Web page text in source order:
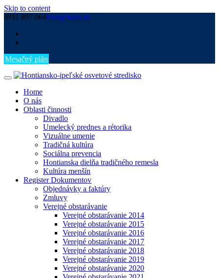
Skip to content
0911 897 064hios@h-ios.sk
Mesačný plán
Home
O nás
Oblasti činnosti
Divadlo
Umelecký prednes a rétorika
Vizuálne umenie
Tradičná kultúra
Sociálna prevencia
Hontianska dielňa tradičného remesla
Kultúra menšín
Register Dokumentov
Objednávky a faktúry
Zmluvy
Verejné obstarávanie
Verejné obstarávanie 2014
Verejné obstarávanie 2015
Verejné obstarávanie 2016
Verejné obstarávanie 2017
Verejné obstarávanie 2018
Verejné obstarávanie 2019
Verejné obstarávanie 2020